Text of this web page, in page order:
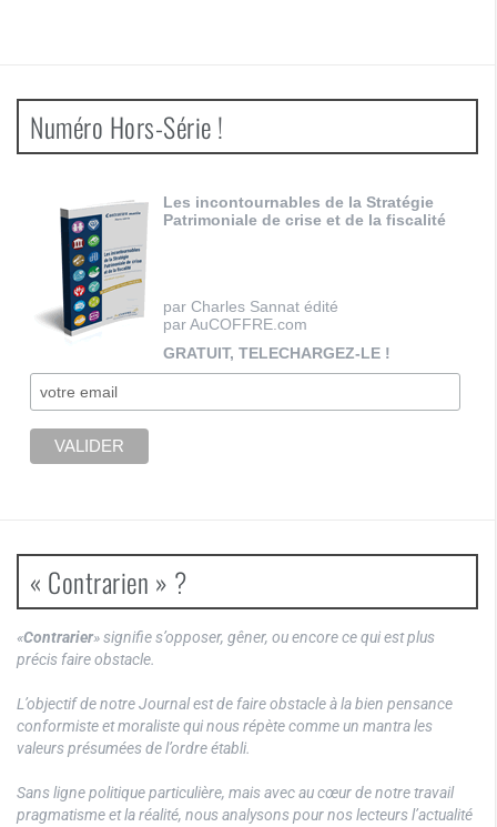
Numéro Hors-Série !
Les incontournables de la Stratégie
Patrimoniale de crise et de la fiscalité
par Charles Sannat édité
par AuCOFFRE.com
GRATUIT, TELECHARGEZ-LE !
« Contrarien » ?
«Contrarier» signifie s’opposer, gêner, ou encore ce qui est plus
précis faire obstacle.
L’objectif de notre Journal est de faire obstacle à la bien pensance
conformiste et moraliste qui nous répète comme un mantra les
valeurs présumées de l’ordre établi.
Sans ligne politique particulière, mais avec au cœur de notre travail
pragmatisme et la réalité, nous analysons pour nos lecteurs l’actualité